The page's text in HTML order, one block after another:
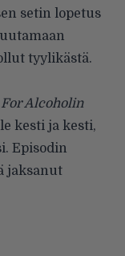
setin lopetus
tyylikästä.
Alcoholin
kesti ja kesti,
Episodin
jaksanut